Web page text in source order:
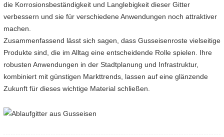
die Korrosionsbeständigkeit und Langlebigkeit dieser Gitter
verbessern und sie für verschiedene Anwendungen noch attraktiver
machen.
Zusammenfassend lässt sich sagen, dass Gusseisenroste vielseitige
Produkte sind, die im Alltag eine entscheidende Rolle spielen. Ihre
robusten Anwendungen in der Stadtplanung und Infrastruktur,
kombiniert mit günstigen Markttrends, lassen auf eine glänzende
Zukunft für dieses wichtige Material schließen.